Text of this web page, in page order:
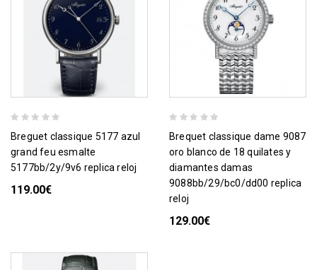
breguet classique 5177 azul
grand feu esmalte
5177bb/2y/9v6 replica reloj
119.00€
brequet classique dame 9087
oro blanco de 18 quilates y
diamantes damas
9088bb/29/bc0/dd00 replica
reloj
129.00€